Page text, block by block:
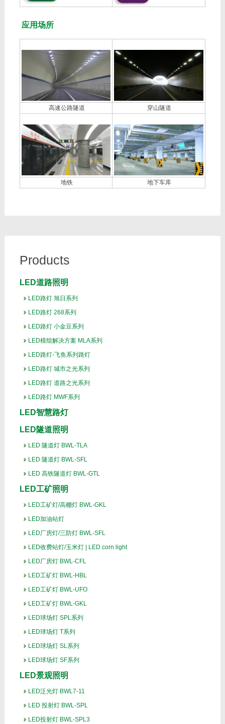
应用场所
高速公路隧道 穿山隧道
地铁 地下车库
Products
LED道路照明
LED路灯 旭日系列
LED路灯 268系列
LED路灯 小金豆系列
LED模组解决方案 MLA系列
LED路灯-飞鱼系列路灯
LED路灯 城市之光系列
LED路灯 道路之光系列
LED路灯 MWF系列
LED智慧路灯
LED隧道照明
LED 隧道灯 BWL-TLA
LED 隧道灯 BWL-SFL
LED 高铁隧道灯 BWL-GTL
LED工矿照明
LED工矿灯/高棚灯 BWL-GKL
LED加油站灯
LED厂房灯/三防灯 BWL-SFL
LED收费站灯/玉米灯 | LED corn light
LED厂房灯 BWL-CFL
LED工矿灯 BWL-HBL
LED工矿灯 BWL-UFO
LED工矿灯 BWL-GKL
LED球场灯 SPL系列
LED球场灯 T系列
LED球场灯 SL系列
LED球场灯 SF系列
LED景观照明
LED泛光灯 BWL7-11
LED 投射灯 BWL-SPL
LED投射灯 BWL-SPL3